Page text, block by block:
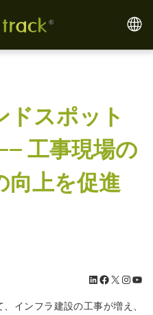
ドスポット
工事現場の
向上を促進
LinkedIn Facebook X InstagramYouTube
インフラ建設の工事が増え、